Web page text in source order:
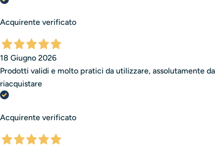
Acquirente verificato
18 Giugno 2026
Prodotti validi e molto pratici da utilizzare, assolutamente da
riacquistare
Acquirente verificato